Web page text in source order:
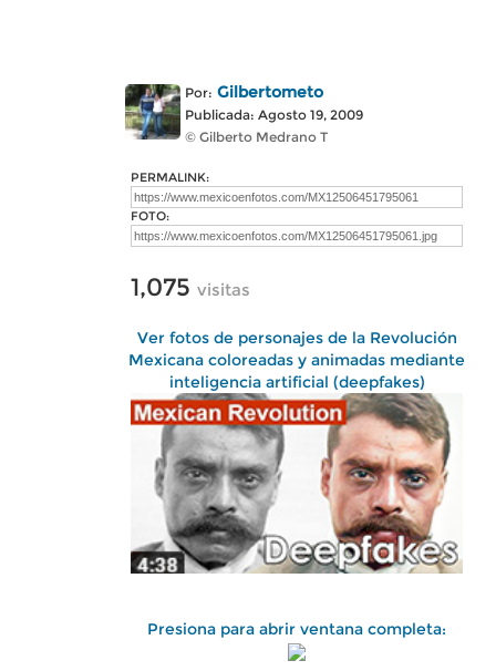
Por: Gilbertometo
Publicada: Agosto 19, 2009
© Gilberto Medrano T
PERMALINK:
FOTO:
1,075 visitas
Ver fotos de personajes de la Revolución
Mexicana coloreadas y animadas mediante
inteligencia artificial (deepfakes)
Presiona para abrir ventana completa: